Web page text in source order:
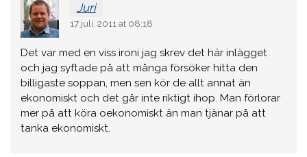
Juri
17 juli, 2011 at 08:18
Det var med en viss ironi jag skrev det här inlägget
och jag syftade på att många försöker hitta den
billigaste soppan, men sen kör de allt annat än
ekonomiskt och det går inte riktigt ihop. Man förlorar
mer på att köra oekonomiskt än man tjänar på att
tanka ekonomiskt.